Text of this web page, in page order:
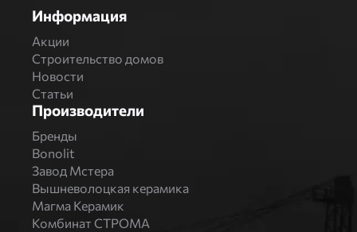
Информация
Акции
Строительство домов
Новости
Статьи
Производители
Бренды
Bonolit
Завод Мстера
Вышневолоцкая керамика
Магма Керамик
Комбинат СТРОМА